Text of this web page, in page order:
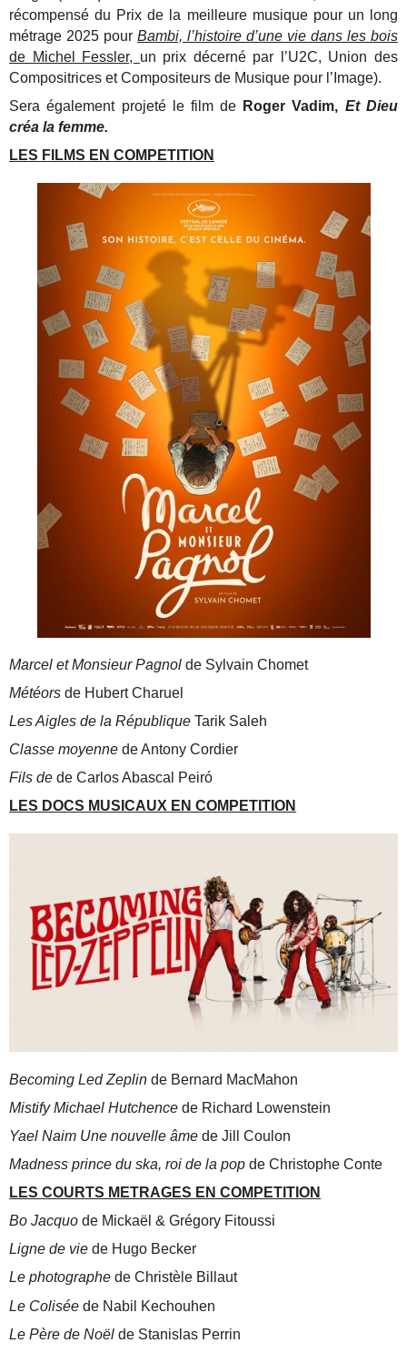
récompensé du Prix de la meilleure musique pour un long
métrage 2025 pourBambi, l’histoire d’une vie dans les bois
de Michel Fessler, un prix décerné par l’U2C, Union des
Compositrices et Compositeurs de Musique pour l’Image).
Sera également projeté le film de Roger Vadim, Et Dieu
créa la femme.
LES FILMS EN COMPETITION
Marcel et Monsieur Pagnol de Sylvain Chomet
Météors de Hubert Charuel
Les Aigles de la République Tarik Saleh
Classe moyennede Antony Cordier
Fils de de Carlos Abascal Peiró
LES DOCS MUSICAUX EN COMPETITION
Becoming Led Zeplin de Bernard MacMahon
Mistify Michael Hutchence de Richard Lowenstein
Yael Naim Une nouvelle âmede Jill Coulon
Madness prince du ska, roi de la pop de Christophe Conte
LES COURTS METRAGES EN COMPETITION
Bo Jacquo de Mickaël & Grégory Fitoussi
Ligne de viede Hugo Becker
Le photographe de Christèle Billaut
Le Coliséede Nabil Kechouhen
Le Père de Noëlde Stanislas Perrin